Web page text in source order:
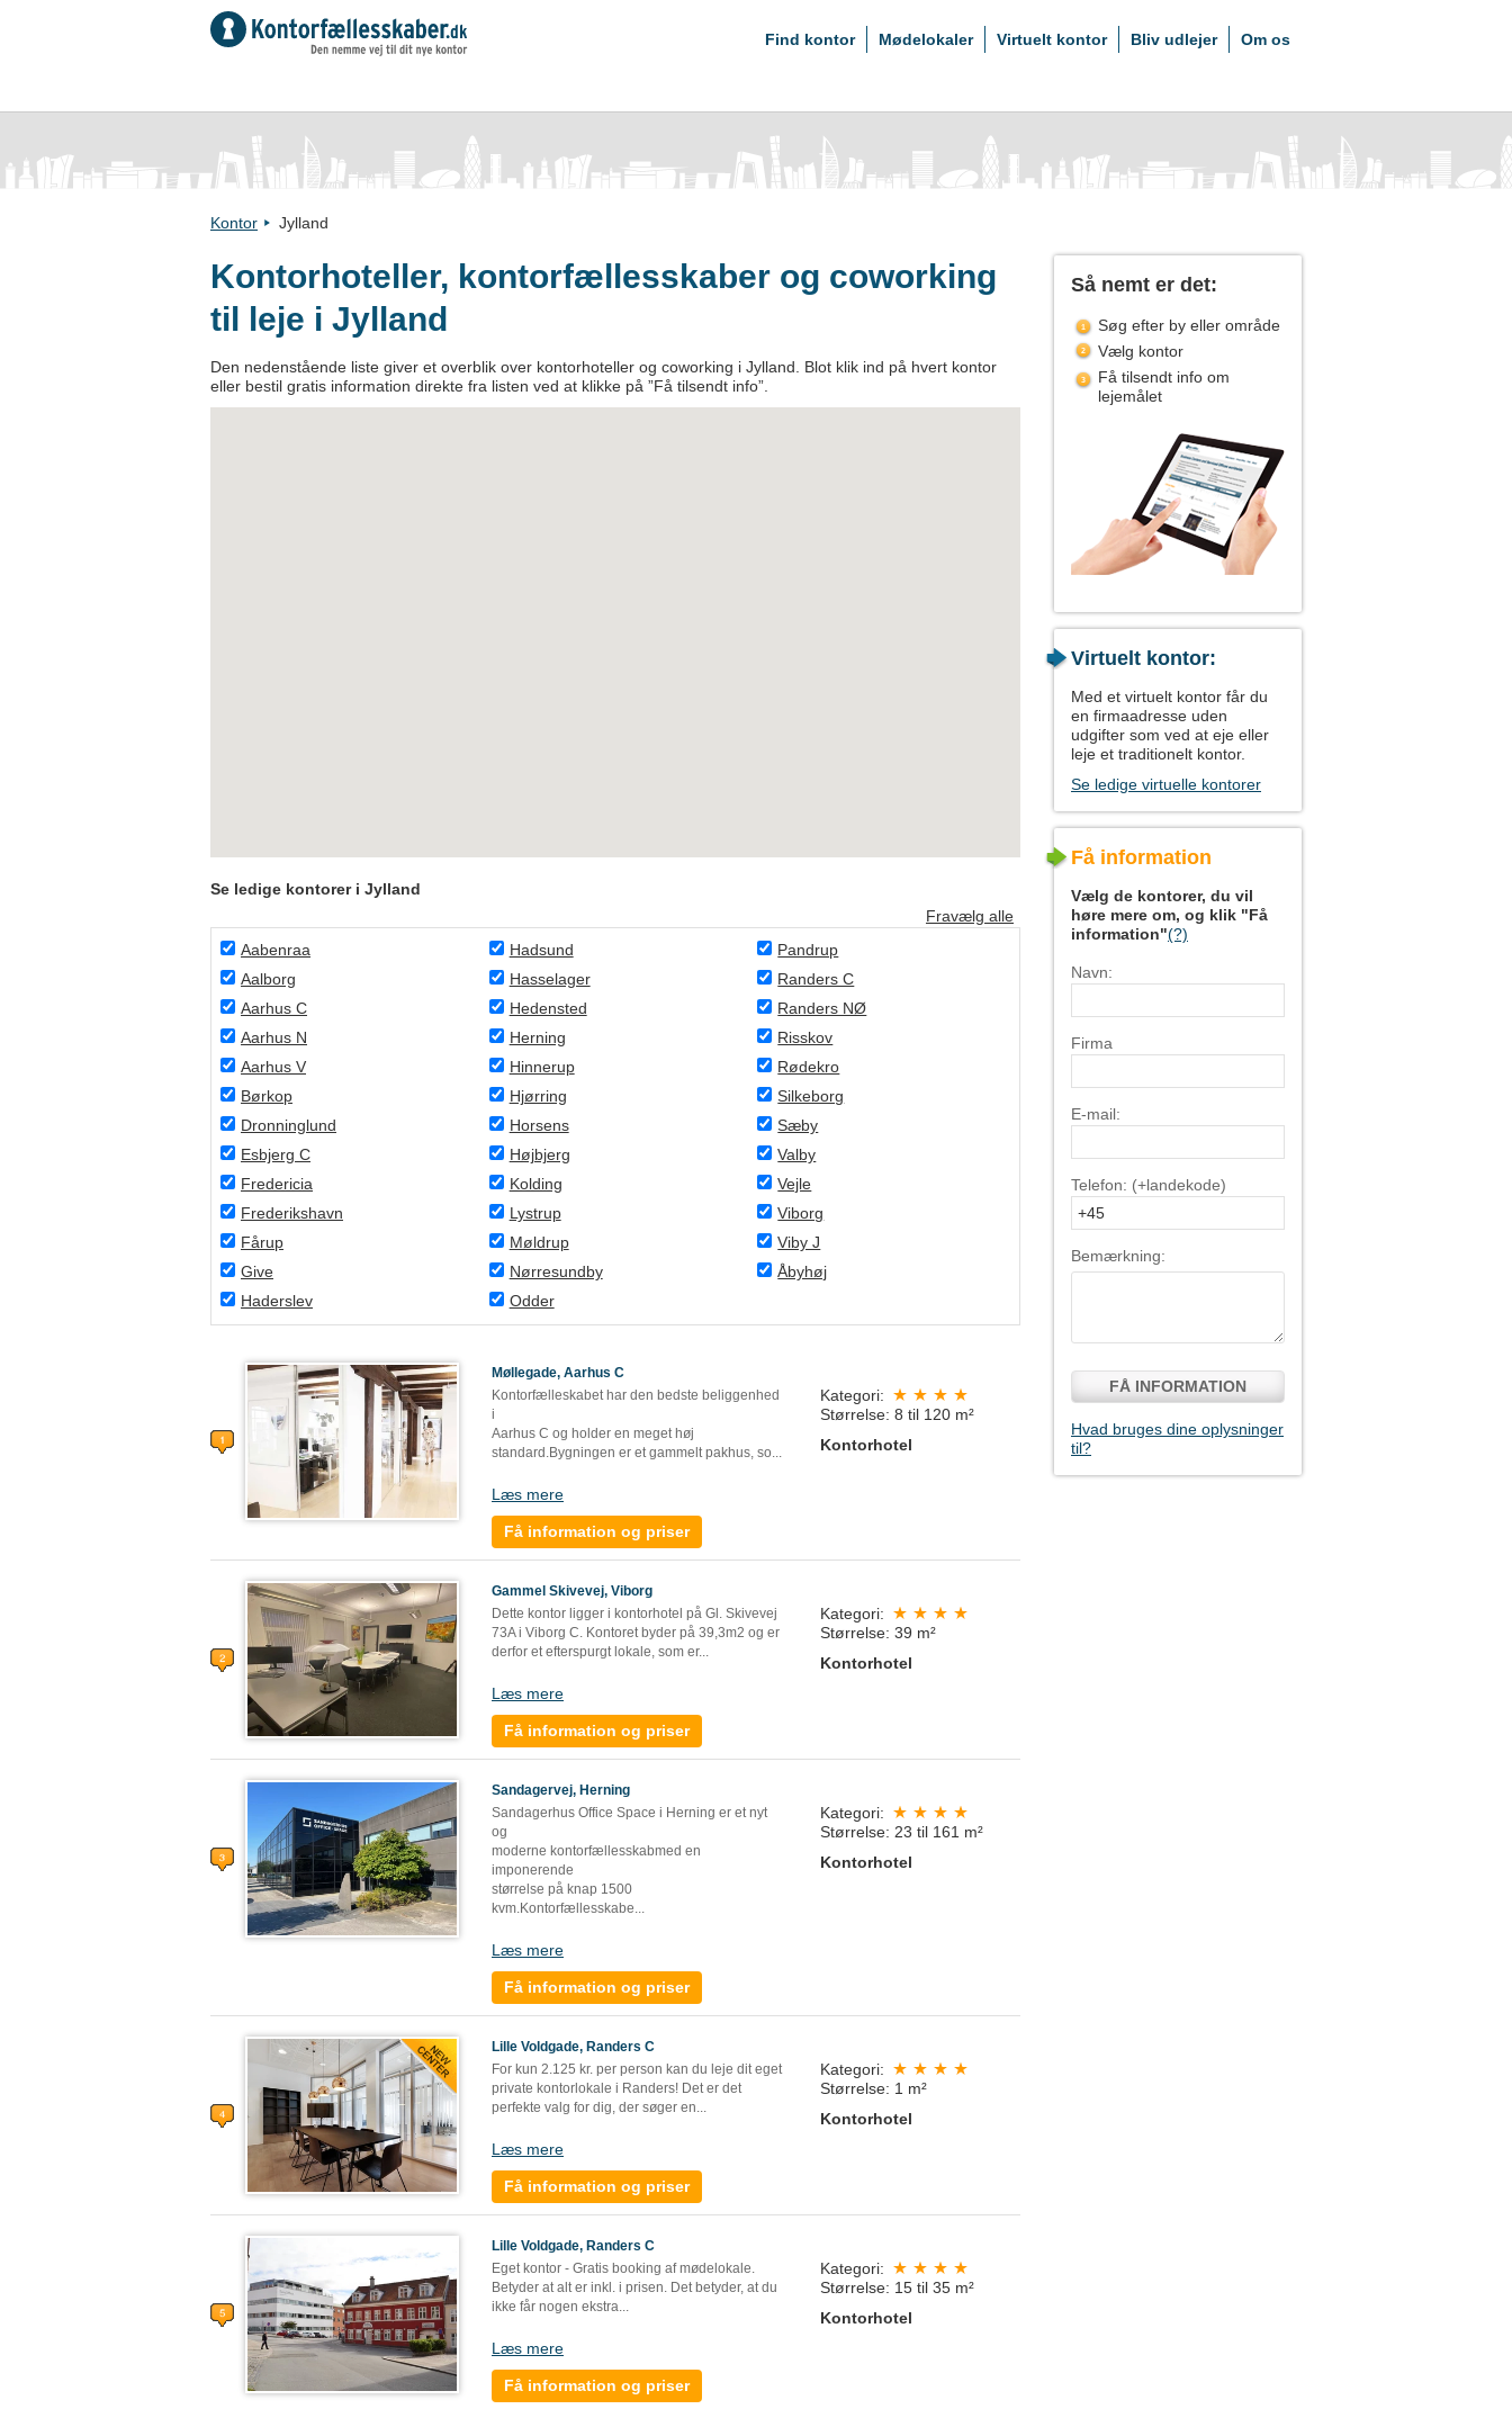
Find kontor Mødelokaler Virtuelt kontor Bliv udlejer Om os
Kontor Jylland
Kontorhoteller, kontorfællesskaber og coworking
til leje i Jylland
Den nedenstående liste giver et overblik over kontorhoteller og coworking i Jylland. Blot klik ind på hvert kontor
eller bestil gratis information direkte fra listen ved at klikke på ”Få tilsendt info”.
Se ledige kontorer i Jylland
Fravælg alle
Aabenraa
Aalborg
Aarhus C
Aarhus N
Aarhus V
Børkop
Dronninglund
Esbjerg C
Fredericia
Frederikshavn
Fårup
Give
Haderslev
Hadsund
Hasselager
Hedensted
Herning
Hinnerup
Hjørring
Horsens
Højbjerg
Kolding
Lystrup
Møldrup
Nørresundby
Odder
Pandrup
Randers C
Randers NØ
Risskov
Rødekro
Silkeborg
Sæby
Valby
Vejle
Viborg
Viby J
Åbyhøj
Møllegade, Aarhus C
Kontorfælleskabet har den bedste beliggenhed
i
Aarhus C og holder en meget høj
standard.Bygningen er et gammelt pakhus, so...
Læs mere
Få information og priser
Kategori:
Størrelse: 8 til 120 m²
Kontorhotel
Gammel Skivevej, Viborg
Dette kontor ligger i kontorhotel på Gl. Skivevej
73A i Viborg C. Kontoret byder på 39,3m2 og er
derfor et efterspurgt lokale, som er...
Læs mere
Få information og priser
Kategori:
Størrelse: 39 m²
Kontorhotel
Sandagervej, Herning
Sandagerhus Office Space i Herning er et nyt
og
moderne kontorfællesskabmed en
imponerende
størrelse på knap 1500
kvm.Kontorfællesskabe...
Læs mere
Få information og priser
Kategori:
Størrelse: 23 til 161 m²
Kontorhotel
Lille Voldgade, Randers C
For kun 2.125 kr. per person kan du leje dit eget
private kontorlokale i Randers! Det er det
perfekte valg for dig, der søger en...
Læs mere
Få information og priser
Kategori:
Størrelse: 1 m²
Kontorhotel
Lille Voldgade, Randers C
Eget kontor - Gratis booking af mødelokale.
Betyder at alt er inkl. i prisen. Det betyder, at du
ikke får nogen ekstra...
Læs mere
Få information og priser
Kategori:
Størrelse: 15 til 35 m²
Kontorhotel
Så nemt er det:
Søg efter by eller område
Vælg kontor
Få tilsendt info om
lejemålet
Virtuelt kontor:
Med et virtuelt kontor får du
en firmaadresse uden
udgifter som ved at eje eller
leje et traditionelt kontor.
Se ledige virtuelle kontorer
Få information
Vælg de kontorer, du vil
høre mere om, og klik "Få
information"(?)
Navn:
Firma
E-mail:
Telefon: (+landekode)
Bemærkning:
FÅ INFORMATION
Hvad bruges dine oplysninger
til?